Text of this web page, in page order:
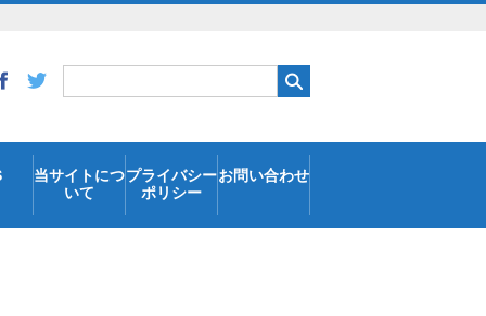
当サイトにつ
いて
プライバシー
ポリシー
お問い合わせ